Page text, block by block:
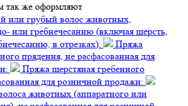
так же оформляют
или грубый волос животных,
или гребнечесанию (включая шерсть,
в отрезках):
Пряжа
прядения, не расфасованная для
Пряжа шерстяная гребенного
для розничной продажи:
животных (аппаратного или